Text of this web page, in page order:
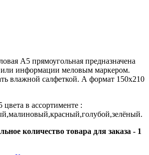
А5 прямоугольная предназначена
информации меловым маркером.
влажной салфеткой. А формат 150х210
в ассортименте :
количество товара для заказа - 1